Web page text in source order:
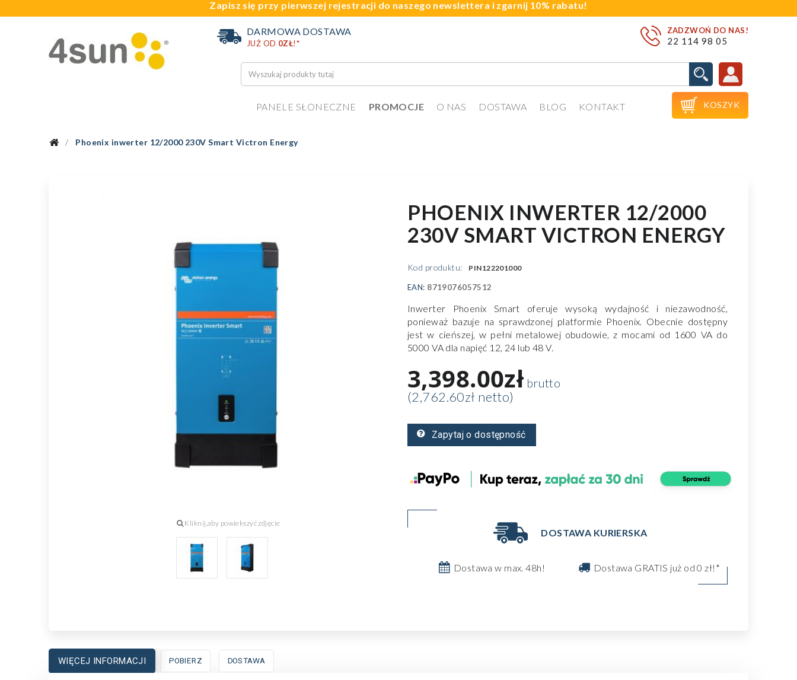
Zapisz się przy pierwszej rejestracji do naszego newslettera i zgarnij 10% rabatu!
ZADZWOŃ DO NAS!
22 114 98 05
DARMOWA DOSTAWA
JUŻ OD 0ZŁ!*
PANELE SŁONECZNE PROMOCJE O NAS DOSTAWA BLOG KONTAKT  KOSZYK
Phoenix inwerter 12/2000 230V Smart Victron Energy
PHOENIX INWERTER 12/2000
230V SMART VICTRON ENERGY
Kod produktu: PIN122201000
EAN: 8719076057512
Inwerter Phoenix Smart oferuje wysoką wydajność i niezawodność,
ponieważ bazuje na sprawdzonej platformie Phoenix. Obecnie dostępny
jest w cieńszej, w pełni metalowej obudowie, z mocami od 1600 VA do
5000 VA dla napięć 12, 24 lub 48 V.
3,398.00złbrutto
(2,762.60zł netto)
Zapytaj o dostępność
DOSTAWA KURIERSKA
Dostawa w max. 48h! Dostawa GRATIS już od 0 zł!*
WIĘCEJ INFORMACJI POBIERZ DOSTAWA